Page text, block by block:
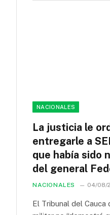
NACIONALES
La justicia le
entregarle a
que había sido
del general
NACIONALES 04/08/
El Tribunal del